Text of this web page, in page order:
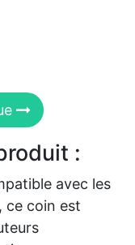
:
avec les
ce coin est